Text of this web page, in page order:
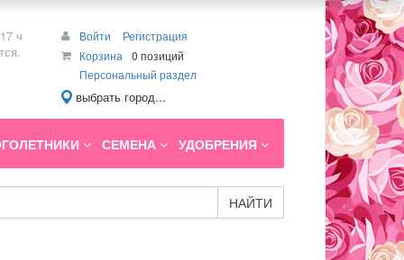
ч
Войти
Регистрация
Корзина
0 позиций
Персональный раздел
выбрать город...
СЕМЕНА УДОБРЕНИЯ
НАЙТИ